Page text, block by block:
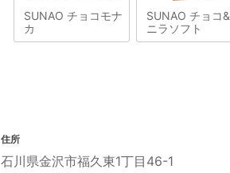
SUNAO チョコモナ
カ
SUNAO チョコ
ニラソフト
住所
石川県金沢市福久東1丁目46-1